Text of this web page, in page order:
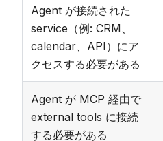
Agent が接続された
service（例: CRM、
calendar、API）にア
クセスする必要がある
Agent が MCP 経由で
external tools に接続
する必要がある